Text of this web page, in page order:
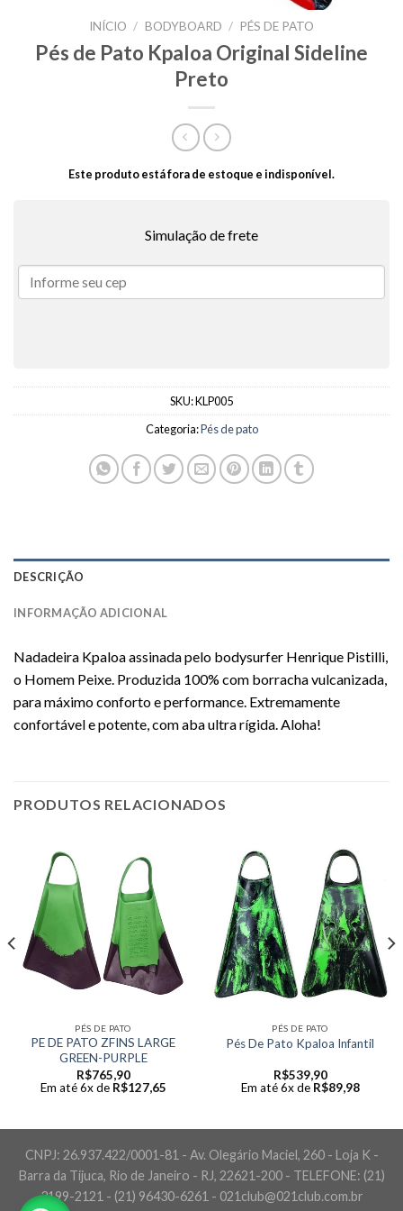
INÍCIO / BODYBOARD / PÉS DE PATO
Pés de Pato Kpaloa Original Sideline
Preto
Este produto está fora de estoque e indisponível.
Simulação de frete
SKU:KLP005
Categoria:Pés de pato
DESCRIÇÃO
INFORMAÇÃO ADICIONAL
Nadadeira Kpaloa assinada pelo bodysurfer Henrique Pistilli,
o Homem Peixe. Produzida 100% com borracha vulcanizada,
para máximo conforto e performance. Extremamente
confortável e potente, com aba ultra rígida. Aloha!
PRODUTOS RELACIONADOS
PÉS DE PATO
PE DE PATO ZFINS LARGE
GREEN-PURPLE
R$765,90
Em até 6x de R$127,65
PÉS DE PATO
Pés De Pato Kpaloa Infantil
R$539,90
Em até 6x de R$89,98
CNPJ: 26.937.422/0001-81 - Av. Olegário Maciel, 260 - Loja K -
Barra da Tijuca, Rio de Janeiro - RJ, 22621-200 - TELEFONE: (21)
3199-2121 - (21) 96430-6261 - 021club@021club.com.br